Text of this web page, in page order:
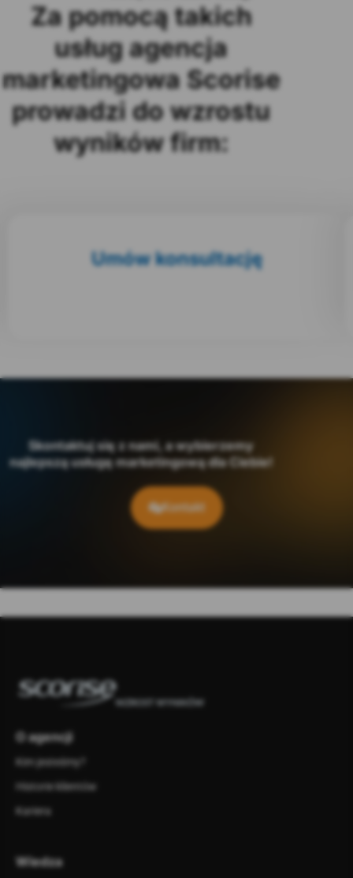
Za pomocą takich
usług agencja
marketingowa Scorise
prowadzi do wzrostu
wyników firm:
Umów konsultację
Skontaktuj się z nami, a wybierzemy
najlepszą usługę marketingową dla Ciebie!
Kontakt
O agencji
Kim jesteśmy?
Historie klientów
Kariera
Wiedza